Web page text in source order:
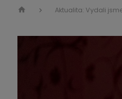
Aktualita: Vydali